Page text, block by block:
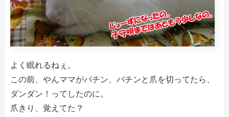
よく眠れるねぇ。
この前、やんママがパチン、パチンと爪を切ってたら、
ダンダン！ってしたのに。
爪きり、覚えてた？